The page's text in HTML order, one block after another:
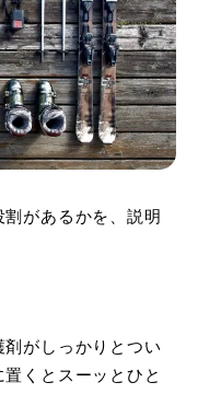
があるかを、説明
がしっかりとつい
くとスーッとひと